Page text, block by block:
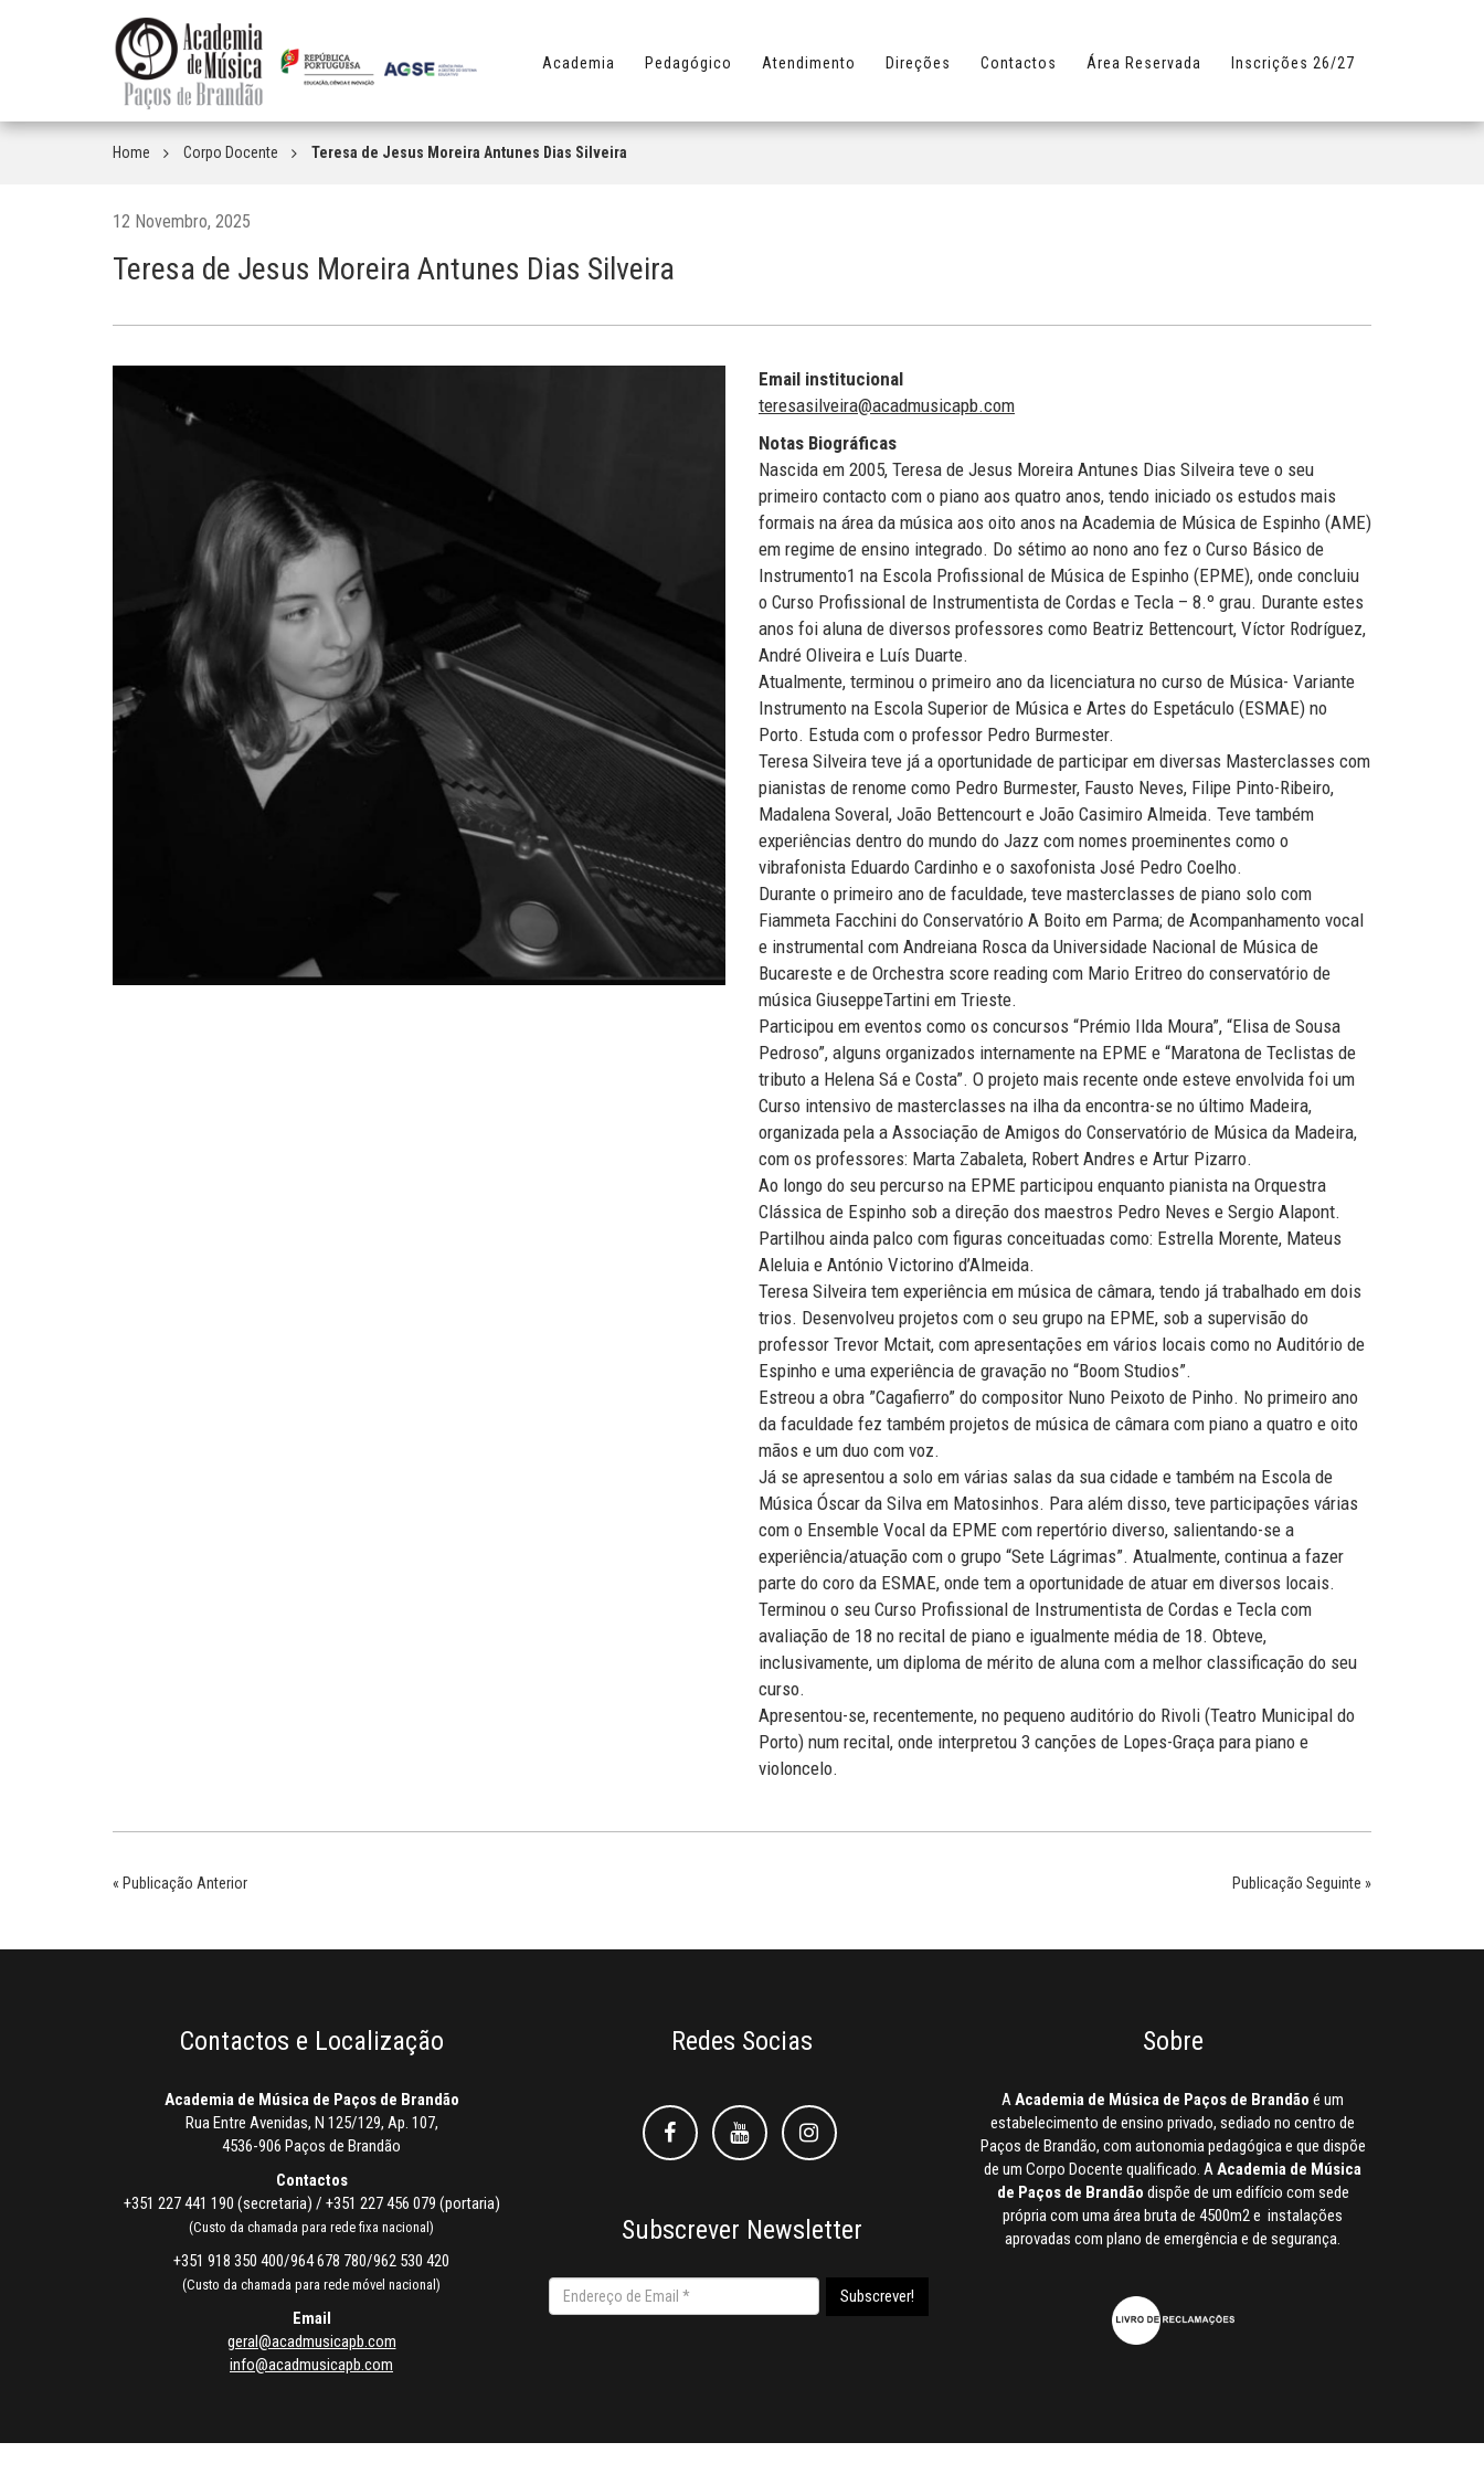
Academia Pedagógico Atendimento Direções Contactos Área Reservada Inscrições 26/27
Home Corpo Docente Teresa de Jesus Moreira Antunes Dias Silveira
12 Novembro, 2025
Teresa de Jesus Moreira Antunes Dias Silveira
Email institucional
teresasilveira@acadmusicapb.com
Notas Biográficas
Nascida em 2005, Teresa de Jesus Moreira Antunes Dias Silveira teve o seu
primeiro contacto com o piano aos quatro anos, tendo iniciado os estudos mais
formais na área da música aos oito anos na Academia de Música de Espinho (AME)
em regime de ensino integrado. Do sétimo ao nono ano fez o Curso Básico de
Instrumento1 na Escola Profissional de Música de Espinho (EPME), onde concluiu
o Curso Profissional de Instrumentista de Cordas e Tecla – 8.º grau. Durante estes
anos foi aluna de diversos professores como Beatriz Bettencourt, Víctor Rodríguez,
André Oliveira e Luís Duarte.
Atualmente, terminou o primeiro ano da licenciatura no curso de Música- Variante
Instrumento na Escola Superior de Música e Artes do Espetáculo (ESMAE) no
Porto. Estuda com o professor Pedro Burmester.
Teresa Silveira teve já a oportunidade de participar em diversas Masterclasses com
pianistas de renome como Pedro Burmester, Fausto Neves, Filipe Pinto-Ribeiro,
Madalena Soveral, João Bettencourt e João Casimiro Almeida. Teve também
experiências dentro do mundo do Jazz com nomes proeminentes como o
vibrafonista Eduardo Cardinho e o saxofonista José Pedro Coelho.
Durante o primeiro ano de faculdade, teve masterclasses de piano solo com
Fiammeta Facchini do Conservatório A Boito em Parma; de Acompanhamento vocal
e instrumental com Andreiana Rosca da Universidade Nacional de Música de
Bucareste e de Orchestra score reading com Mario Eritreo do conservatório de
música GiuseppeTartini em Trieste.
Participou em eventos como os concursos “Prémio Ilda Moura”, “Elisa de Sousa
Pedroso”, alguns organizados internamente na EPME e “Maratona de Teclistas de
tributo a Helena Sá e Costa”. O projeto mais recente onde esteve envolvida foi um
Curso intensivo de masterclasses na ilha da encontra-se no último Madeira,
organizada pela a Associação de Amigos do Conservatório de Música da Madeira,
com os professores: Marta Zabaleta, Robert Andres e Artur Pizarro.
Ao longo do seu percurso na EPME participou enquanto pianista na Orquestra
Clássica de Espinho sob a direção dos maestros Pedro Neves e Sergio Alapont.
Partilhou ainda palco com figuras conceituadas como: Estrella Morente, Mateus
Aleluia e António Victorino d’Almeida.
Teresa Silveira tem experiência em música de câmara, tendo já trabalhado em dois
trios. Desenvolveu projetos com o seu grupo na EPME, sob a supervisão do
professor Trevor Mctait, com apresentações em vários locais como no Auditório de
Espinho e uma experiência de gravação no “Boom Studios”.
Estreou a obra ”Cagafierro” do compositor Nuno Peixoto de Pinho. No primeiro ano
da faculdade fez também projetos de música de câmara com piano a quatro e oito
mãos e um duo com voz.
Já se apresentou a solo em várias salas da sua cidade e também na Escola de
Música Óscar da Silva em Matosinhos. Para além disso, teve participações várias
com o Ensemble Vocal da EPME com repertório diverso, salientando-se a
experiência/atuação com o grupo “Sete Lágrimas”. Atualmente, continua a fazer
parte do coro da ESMAE, onde tem a oportunidade de atuar em diversos locais.
Terminou o seu Curso Profissional de Instrumentista de Cordas e Tecla com
avaliação de 18 no recital de piano e igualmente média de 18. Obteve,
inclusivamente, um diploma de mérito de aluna com a melhor classificação do seu
curso.
Apresentou-se, recentemente, no pequeno auditório do Rivoli (Teatro Municipal do
Porto) num recital, onde interpretou 3 canções de Lopes-Graça para piano e
violoncelo.
« Publicação Anterior Publicação Seguinte »
Contactos e Localização
Academia de Música de Paços de Brandão
Rua Entre Avenidas, N 125/129, Ap. 107,
4536-906 Paços de Brandão
Contactos
+351 227 441 190 (secretaria) / +351 227 456 079 (portaria)
(Custo da chamada para rede fixa nacional)
+351 918 350 400/964 678 780/962 530 420
(Custo da chamada para rede móvel nacional)
Email
geral@acadmusicapb.com
info@acadmusicapb.com
Redes Socias
FacebookFacebookInstagram
Subscrever Newsletter
Sobre
AAcademia de Música de Paços de Brandão é um
estabelecimento de ensino privado, sediado no centro de
Paços de Brandão, com autonomia pedagógica e que dispõe
de um Corpo Docente qualificado. AAcademia de Música
de Paços de Brandão dispõe de um edifício com sede
própria com uma área bruta de 4500m2 e instalações
aprovadas com plano de emergência e de segurança.